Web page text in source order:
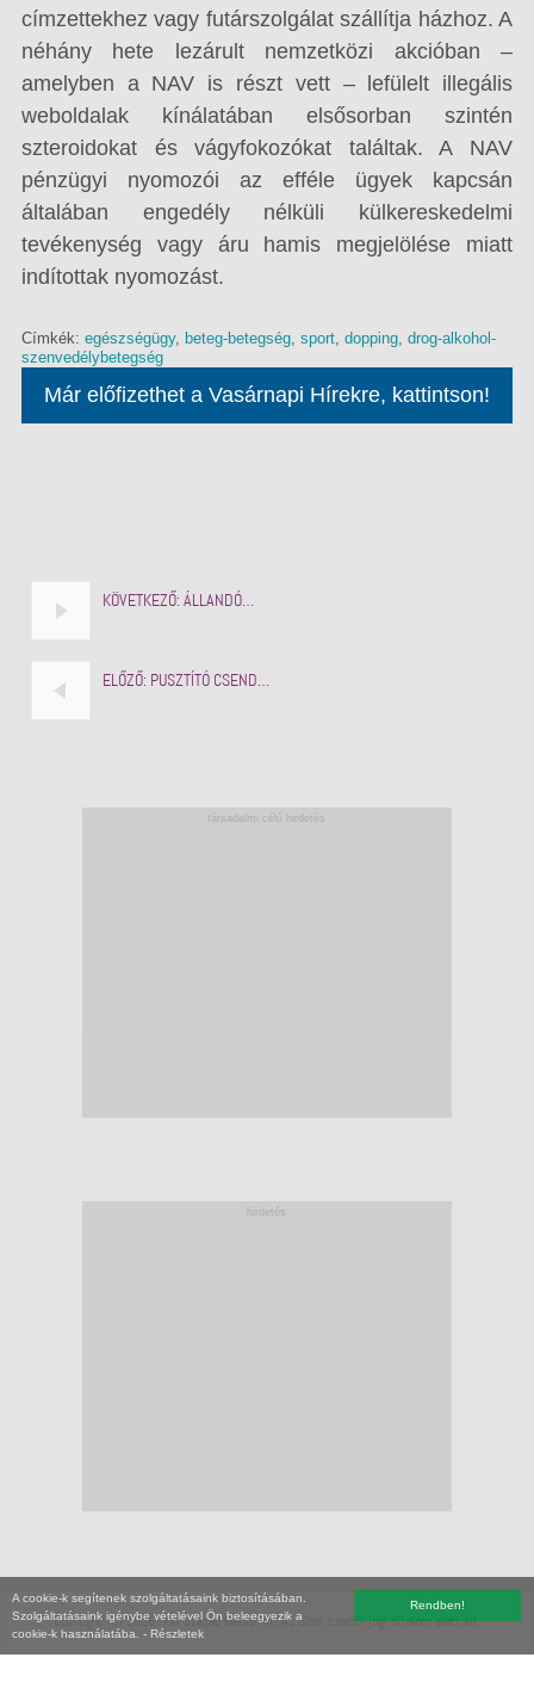
Rendben!
A cookie-k segítenek szolgáltatásaink biztosításában.
Szolgáltatásaink igénybe vételével Ön beleegyezik a
cookie-k használatába. - Részletek
címzettekhez vagy futárszolgálat szállítja házhoz. A
néhány hete lezárult nemzetközi akcióban –
amelyben a NAV is részt vett – lefülelt illegális
weboldalak kínálatában elsősorban szintén
szteroidokat és vágyfokozókat találtak. A NAV
pénzügyi nyomozói az efféle ügyek kapcsán
általában engedély nélküli külkereskedelmi
tevékenység vagy áru hamis megjelölése miatt
indítottak nyomozást.
Címkék: egészségügy, beteg-betegség, sport, dopping, drog-alkohol-
szenvedélybetegség
Már előfizethet a Vasárnapi Hírekre, kattintson!
KÖVETKEZŐ: ÁLLANDÓ…
ELŐZŐ: PUSZTÍTÓ CSEND…
társadalmi célú hirdetés
hirdetés
Copyright (C) 2026, XXI század Média Kft. Az oldal szerzői jogi oltalom alatt áll.